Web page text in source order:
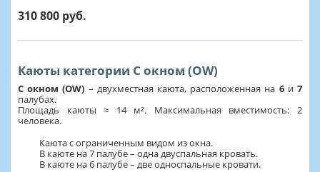
310 800 руб.
Каюты категории С окном (OW)
С окном (OW) – двухместная каюта, расположенная на 6и7
палубах.
Площадь каюты ≈ 14 м². Максимальная вместимость: 2
человека.
Каюта с ограниченным видом из окна.
В каюте на 7 палубе – одна двуспальная кровать.
В каюте на 6 палубе – две односпальные кровати.